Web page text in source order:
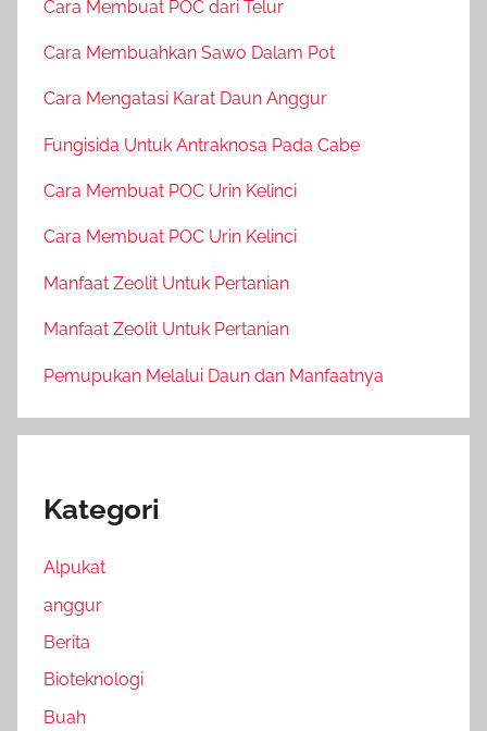
Cara Membuat POC dari Telur
Cara Membuahkan Sawo Dalam Pot
Cara Mengatasi Karat Daun Anggur
Fungisida Untuk Antraknosa Pada Cabe
Cara Membuat POC Urin Kelinci
Cara Membuat POC Urin Kelinci
Manfaat Zeolit Untuk Pertanian
Manfaat Zeolit Untuk Pertanian
Pemupukan Melalui Daun dan Manfaatnya
Kategori
Alpukat
anggur
Berita
Bioteknologi
Buah